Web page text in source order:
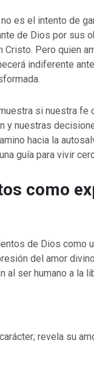
es el intento de
de Dios por sus
Pero quien
indiferente
si nuestra fe
y nuestras
hacia la
guía para vivir
como
de Dios como
del amor
al ser humano a la
revela su
DE LA VIDA |